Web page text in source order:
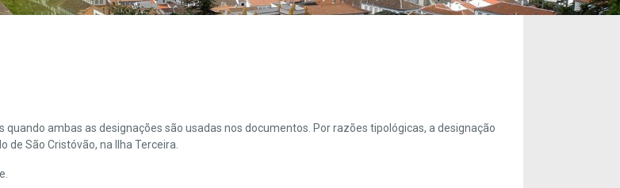
ambas as designações são usadas nos documentos. Por razões tipológicas, a designação
São Cristóvão, na Ilha Terceira.